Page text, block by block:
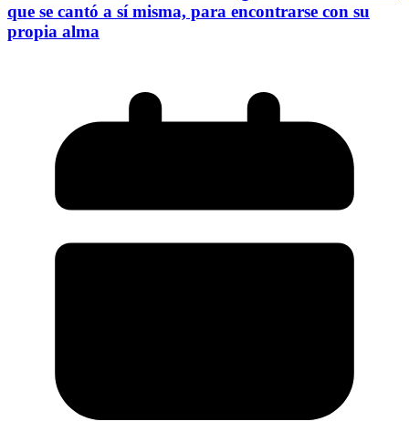
que se cantó a sí misma, para encontrarse con su
propia alma